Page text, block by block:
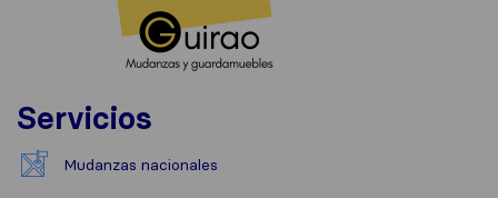
Servicios
Mudanzas nacionales